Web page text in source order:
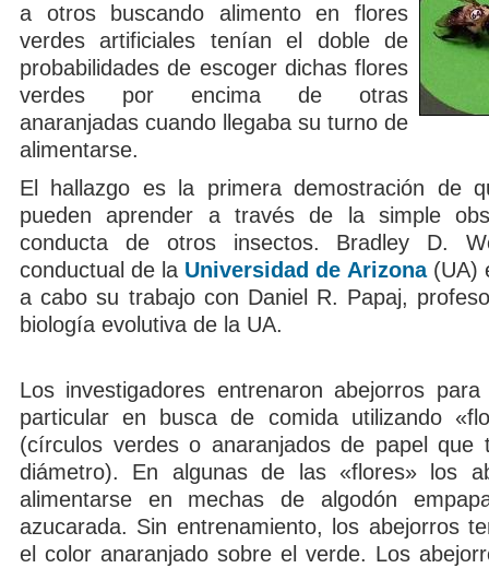
a otros buscando alimento en flores
verdes artificiales tenían el doble de
probabilidades de escoger dichas flores
verdes por encima de otras
anaranjadas cuando llegaba su turno de
alimentarse.
El hallazgo es la primera demostración de
pueden aprender a través de la simple
conducta de otros insectos. Bradley D.
conductual de la Universidad de Arizona(UA)
a cabo su trabajo con Daniel R. Papaj,
biología evolutiva de la UA.
Los investigadores entrenaron abejorros
particular en busca de comida utilizando
(círculos verdes o anaranjados de papel
diámetro). En algunas de las «flores» los
alimentarse en mechas de algodón
azucarada. Sin entrenamiento, los abejorros
el color anaranjado sobre el verde. Los